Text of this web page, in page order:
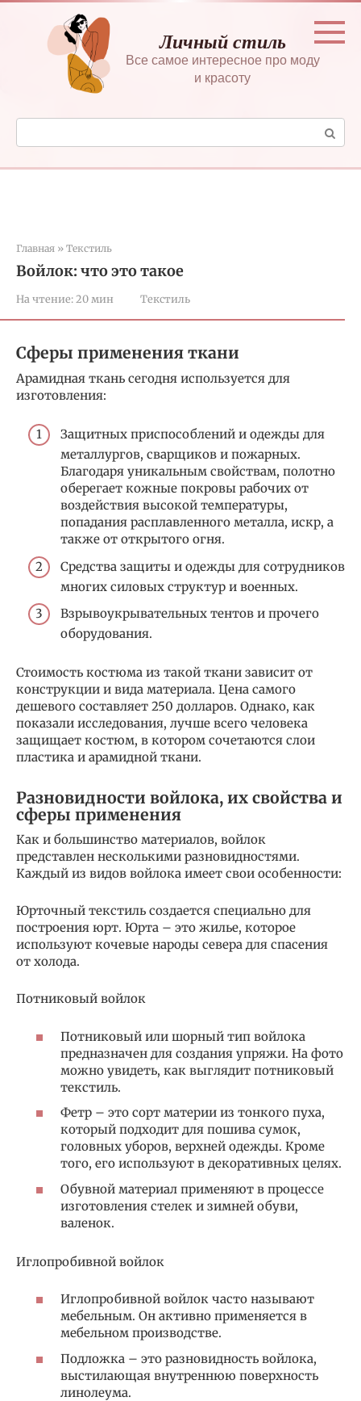
Перейти
контенту
Личный стиль
Все самое интересное про моду
и красоту
Поиск:
Главная » Текстиль
Войлок: что это такое
На чтение: 20 мин Текстиль
Сферы применения ткани
Арамидная ткань сегодня используется для
изготовления:
Защитных приспособлений и одежды для
металлургов, сварщиков и пожарных.
Благодаря уникальным свойствам, полотно
оберегает кожные покровы рабочих от
воздействия высокой температуры,
попадания расплавленного металла, искр, а
также от открытого огня.
Средства защиты и одежды для сотрудников
многих силовых структур и военных.
Взрывоукрывательных тентов и прочего
оборудования.
Стоимость костюма из такой ткани зависит от
конструкции и вида материала. Цена самого
дешевого составляет 250 долларов. Однако, как
показали исследования, лучше всего человека
защищает костюм, в котором сочетаются слои
пластика и арамидной ткани.
Разновидности войлока, их свойства и
сферы применения
Как и большинство материалов, войлок
представлен несколькими разновидностями.
Каждый из видов войлока имеет свои особенности:
Юрточный текстиль создается специально для
построения юрт. Юрта – это жилье, которое
используют кочевые народы севера для спасения
от холода.
Потниковый войлок
Потниковый или шорный тип войлока
предназначен для создания упряжи. На фото
можно увидеть, как выглядит потниковый
текстиль.
Фетр – это сорт материи из тонкого пуха,
который подходит для пошива сумок,
головных уборов, верхней одежды. Кроме
того, его используют в декоративных целях.
Обувной материал применяют в процессе
изготовления стелек и зимней обуви,
валенок.
Иглопробивной войлок
Иглопробивной войлок часто называют
мебельным. Он активно применяется в
мебельном производстве.
Подложка – это разновидность войлока,
выстилающая внутреннюю поверхность
линолеума.